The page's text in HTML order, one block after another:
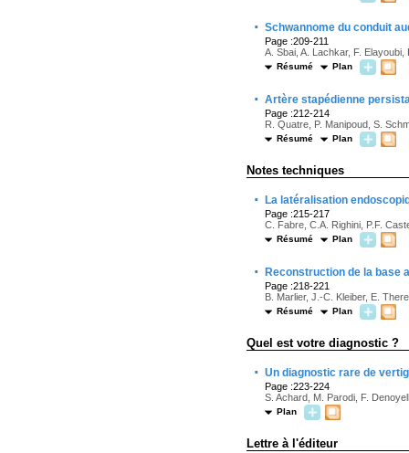
· Schwannome du conduit
Page :209-211
A. Sbai, A. Lachkar, F. Elayoubi,
Résumé Plan
· Artère stapédienne
Page :212-214
R. Quatre, P. Manipoud, S.
Résumé Plan
Notes techniques
· La latéralisation
Page :215-217
C. Fabre, C.A. Righini, P.F.
Résumé Plan
· Reconstruction de la base
Page :218-221
B. Marlier, J.-C. Kleiber, E.
Résumé Plan
Quel est votre diagnostic ?
· Un diagnostic rare de
Page :223-224
S. Achard, M. Parodi, F.
Plan
Lettre à l'éditeur